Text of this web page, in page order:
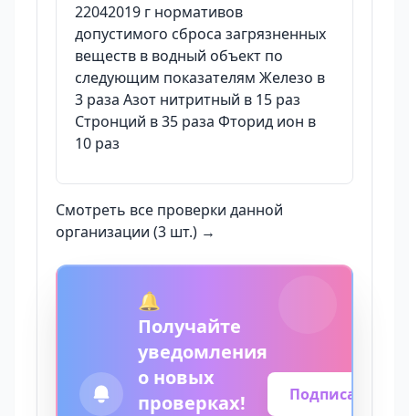
22042019 г нормативов
допустимого сброса загрязненных
веществ в водный объект по
следующим показателям Железо в
3 раза Азот нитритный в 15 раз
Стронций в 35 раза Фторид ион в
10 раз
Смотреть все проверки данной
организации (3 шт.) →
🔔
Получайте
уведомления
о новых
проверках!
Подписаться